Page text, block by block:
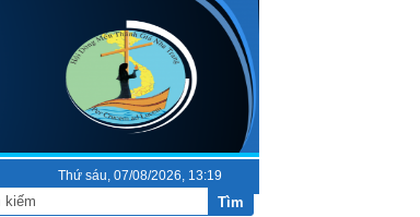
Tìm
Thứ sáu, 07/08/2026, 13:19